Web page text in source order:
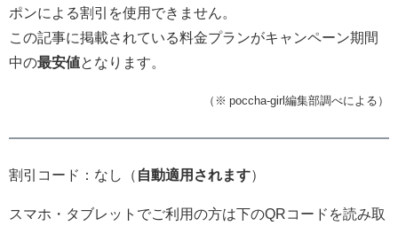
ポンによる割引を使用できません。
この記事に掲載されている料金プランがキャンペーン期間
中の最安値となります。
（※ poccha-girl編集部調べによる）
割引コード：なし（ 自動適用されます）
スマホ・タブレットでご利用の方は下のQRコードを読み取